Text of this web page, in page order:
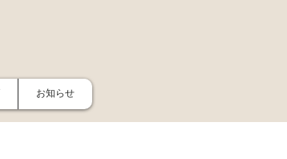
お知らせ